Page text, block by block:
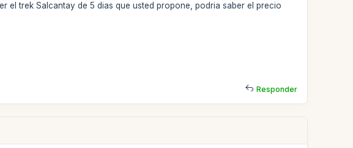
el trek Salcantay de 5 dias que usted propone, podria saber el precio
Responder